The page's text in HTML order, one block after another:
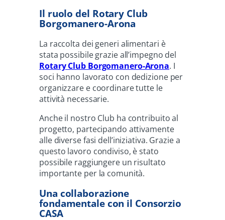
Il ruolo del Rotary Club
Borgomanero-Arona
La raccolta dei generi alimentari è
stata possibile grazie all’impegno del
Rotary Club Borgomanero-Arona. I
soci hanno lavorato con dedizione per
organizzare e coordinare tutte le
attività necessarie.
Anche il nostro Club ha contribuito al
progetto, partecipando attivamente
alle diverse fasi dell’iniziativa. Grazie a
questo lavoro condiviso, è stato
possibile raggiungere un risultato
importante per la comunità.
Una collaborazione
fondamentale con il Consorzio
CASA